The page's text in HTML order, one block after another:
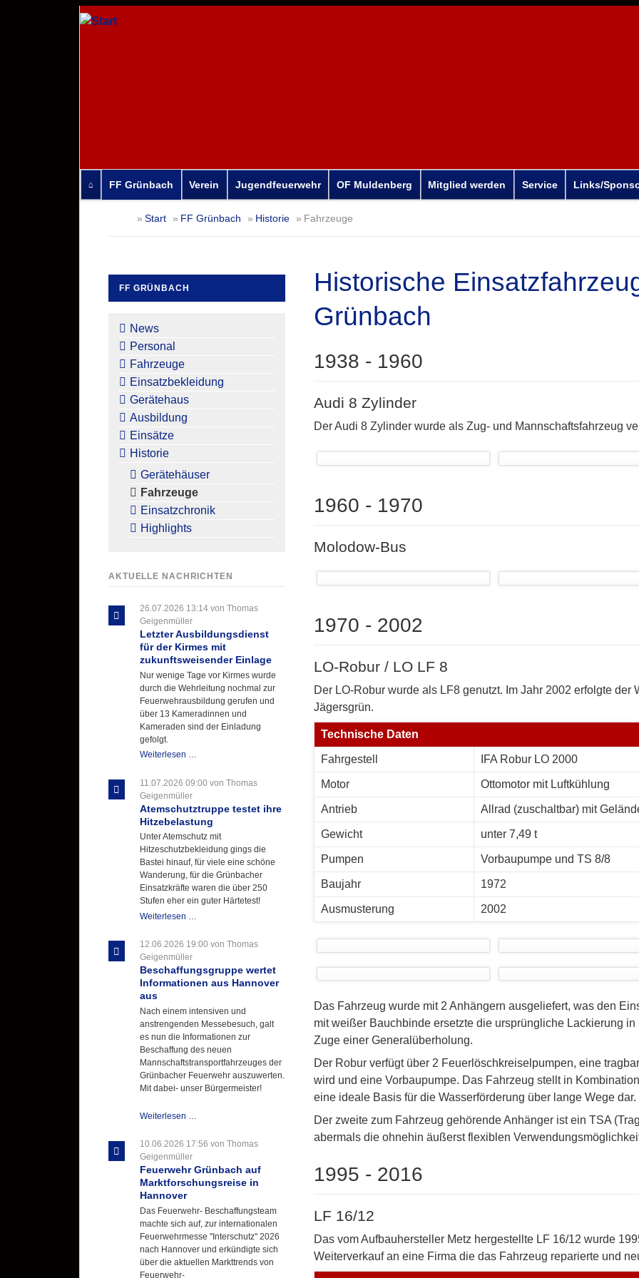
FF Grünbach Verein Jugendfeuerwehr OF Muldenberg Mitglied werden Service Links/
überspringen
Start FF Grünbach Historie Fahrzeuge
Historische
Grünbach
1938 - 1960
Audi 8 Zylinder
Der Audi 8 Zylinder wurde als Zug- und Mannschaftsfahrzeug
1960 - 1970
Molodow-Bus
1970 - 2002
LO-Robur / LO LF 8
Der LO-Robur wurde als LF8 genutzt. Im Jahr 2002 erfolgte der
Jägersgrün.
Technische Daten
Fahrgestell IFA Robur LO 2000
Motor Ottomotor mit Luftkühlung
Antrieb Allrad (zuschaltbar) mit
Gewicht unter 7,49 t
Pumpen Vorbaupumpe und TS 8/8
Baujahr 1972
Ausmusterung 2002
Das Fahrzeug wurde mit 2 Anhängern ausgeliefert, was den
mit weißer Bauchbinde ersetzte die ursprüngliche Lackierung
Zuge einer Generalüberholung.
Der Robur verfügt über 2 Feuerlöschkreiselpumpen, eine
wird und eine Vorbaupumpe. Das Fahrzeug stellt in
eine ideale Basis für die Wasserförderung über lange Wege dar.
Der zweite zum Fahrzeug gehörende Anhänger ist ein TSA
abermals die ohnehin äußerst flexiblen
1995 - 2016
LF 16/12
Das vom Aufbauhersteller Metz hergestellte LF 16/12 wurde
Weiterverkauf an eine Firma die das Fahrzeug reparierte und
FF GRÜNBACH
überspringen
News
Personal
Fahrzeuge
Einsatzbekleidung
Gerätehaus
Ausbildung
Einsätze
Historie
Gerätehäuser
Fahrzeuge
Einsatzchronik
Highlights
AKTUELLE NACHRICHTEN
26.07.2026 13:14 von Thomas
Geigenmüller
Letzter Ausbildungsdienst
für der Kirmes mit
zukunftsweisender Einlage
Nur wenige Tage vor Kirmes wurde
durch die Wehrleitung nochmal zur
Feuerwehrausbildung gerufen und
über 13 Kameradinnen und
Kameraden sind der Einladung
gefolgt.
Weiterlesen …
für
Kirmes
mit
zukunftsweisender
Einlage
11.07.2026 09:00 von Thomas
Geigenmüller
Atemschutztruppe testet ihre
Hitzebelastung
Unter Atemschutz mit
Hitzeschutzbekleidung gings die
Bastei hinauf, für viele eine schöne
Wanderung, für die Grünbacher
Einsatzkräfte waren die über 250
Stufen eher ein guter Härtetest!
Weiterlesen …
ihre
12.06.2026 19:00 von Thomas
Geigenmüller
Beschaffungsgruppe wertet
Informationen aus Hannover
aus
Nach einem intensiven und
anstrengenden Messebesuch, galt
es nun die Informationen zur
Beschaffung des neuen
Mannschaftstransportfahrzeuges der
Grünbacher Feuerwehr auszuwerten.
Mit dabei- unser Bürgermeister!
Weiterlesen …
Informationen
Hannover
aus
10.06.2026 17:56 von Thomas
Geigenmüller
Feuerwehr Grünbach auf
Marktforschungsreise in
Hannover
Das Feuerwehr- Beschaffungsteam
machte sich auf, zur internationalen
Feuerwehrmesse "Interschutz" 2026
nach Hannover und erkündigte sich
über die aktuellen Markttrends von
Feuerwehr-